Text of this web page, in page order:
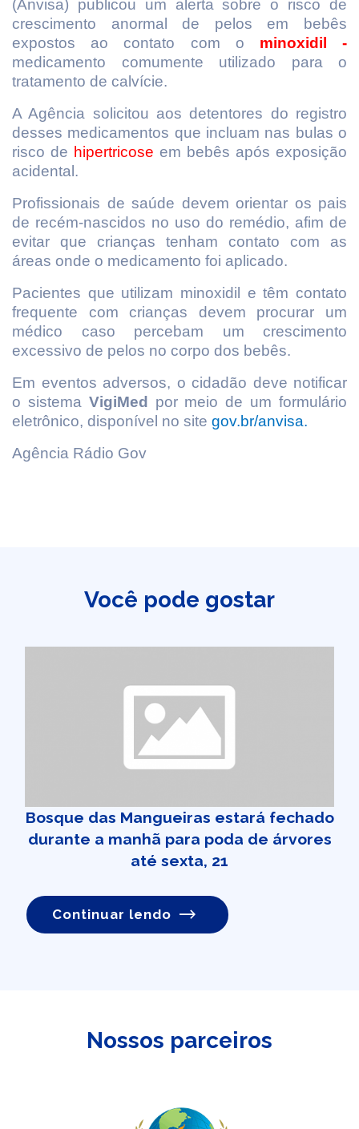
(Anvisa) publicou um alerta sobre o risco de
crescimento anormal de pelos em bebês
expostos ao contato com o minoxidil -
medicamento comumente utilizado para o
tratamento de calvície.
A Agência solicitou aos detentores do registro
desses medicamentos que incluam nas bulas o
risco de hipertricose em bebês após exposição
acidental.
Profissionais de saúde devem orientar os pais
de recém-nascidos no uso do remédio, afim de
evitar que crianças tenham contato com as
áreas onde o medicamento foi aplicado.
Pacientes que utilizam minoxidil e têm contato
frequente com crianças devem procurar um
médico caso percebam um crescimento
excessivo de pelos no corpo dos bebês.
Em eventos adversos, o cidadão deve notificar
o sistema VigiMed por meio de um formulário
eletrônico, disponível no site gov.br/anvisa.
Agência Rádio Gov
Você pode gostar
Bosque das Mangueiras estará fechado
durante a manhã para poda de árvores
até sexta, 21
Continuar lendo
Nossos parceiros